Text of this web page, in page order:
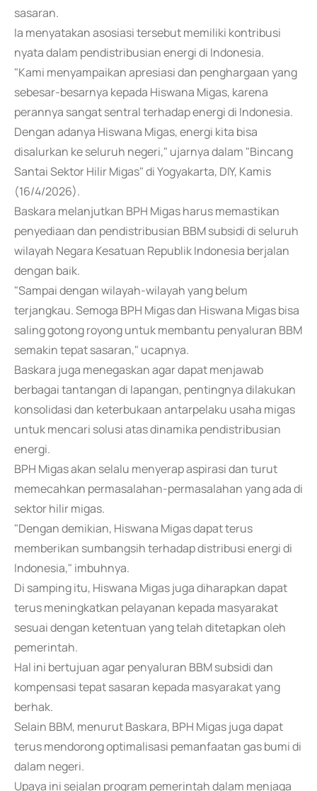
sasaran.
Ia menyatakan asosiasi tersebut memiliki kontribusi
nyata dalam pendistribusian energi di Indonesia.
"Kami menyampaikan apresiasi dan penghargaan yang
sebesar-besarnya kepada Hiswana Migas, karena
perannya sangat sentral terhadap energi di Indonesia.
Dengan adanya Hiswana Migas, energi kita bisa
disalurkan ke seluruh negeri," ujarnya dalam "Bincang
Santai Sektor Hilir Migas" di Yogyakarta, DIY, Kamis
(16/4/2026).
Baskara melanjutkan BPH Migas harus memastikan
penyediaan dan pendistribusian BBM subsidi di seluruh
wilayah Negara Kesatuan Republik Indonesia berjalan
dengan baik.
"Sampai dengan wilayah-wilayah yang belum
terjangkau. Semoga BPH Migas dan Hiswana Migas bisa
saling gotong royong untuk membantu penyaluran BBM
semakin tepat sasaran," ucapnya.
Baskara juga menegaskan agar dapat menjawab
berbagai tantangan di lapangan, pentingnya dilakukan
konsolidasi dan keterbukaan antarpelaku usaha migas
untuk mencari solusi atas dinamika pendistribusian
energi.
BPH Migas akan selalu menyerap aspirasi dan turut
memecahkan permasalahan-permasalahan yang ada di
sektor hilir migas.
"Dengan demikian, Hiswana Migas dapat terus
memberikan sumbangsih terhadap distribusi energi di
Indonesia," imbuhnya.
Di samping itu, Hiswana Migas juga diharapkan dapat
terus meningkatkan pelayanan kepada masyarakat
sesuai dengan ketentuan yang telah ditetapkan oleh
pemerintah.
Hal ini bertujuan agar penyaluran BBM subsidi dan
kompensasi tepat sasaran kepada masyarakat yang
berhak.
Selain BBM, menurut Baskara, BPH Migas juga dapat
terus mendorong optimalisasi pemanfaatan gas bumi di
dalam negeri.
Upaya ini sejalan program pemerintah dalam menjaga